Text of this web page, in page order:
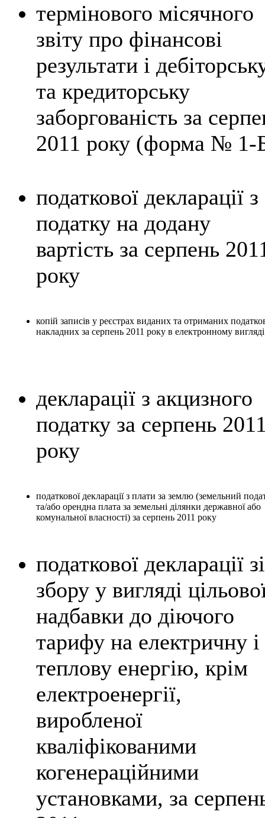
термінового місячного
звіту про фінансові
результати і
та кредиторську
заборгованість за
2011 року (форма № 1-
податкової декларації з
податку на додану
вартість за серпень
року
копій записів у реєстрах виданих та отриманих
накладних за серпень 2011 року в електронному вигляді
декларації з акцизного
податку за серпень
року
податкової декларації з плати за землю (земельний
та/або орендна плата за земельні ділянки державної або
комунальної власності) за серпень 2011 року
податкової декларації зі
збору у вигляді
надбавки до діючого
тарифу на електричну і
теплову енергію, крім
електроенергії,
виробленої
кваліфікованими
когенераційними
установками, за